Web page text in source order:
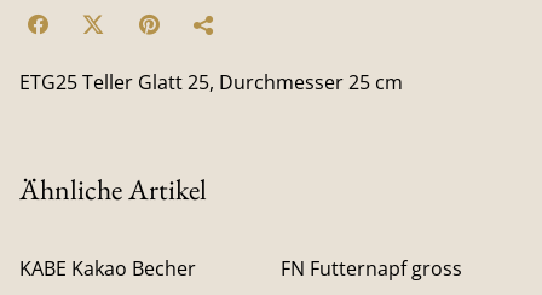
ETG25 Teller Glatt 25, Durchmesser 25 cm
Ähnliche Artikel
KABE Kakao Becher
FN Futternapf gross